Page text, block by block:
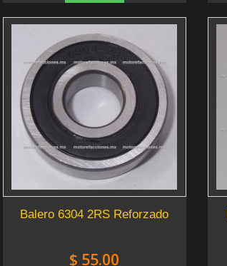
Balero 6304 2RS Reforzado
$ 55.00